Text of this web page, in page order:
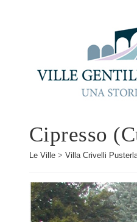
Cipresso
Le Ville> Villa Crivelli